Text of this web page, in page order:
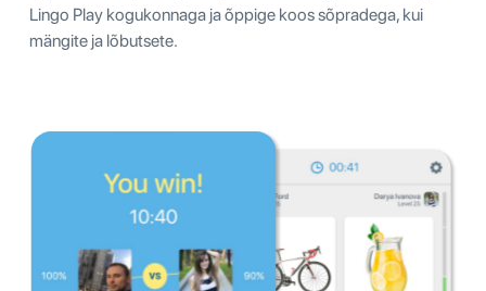
Lingo Play kogukonnaga ja õppige koos sõpradega, kui
mängite ja lõbutsete.